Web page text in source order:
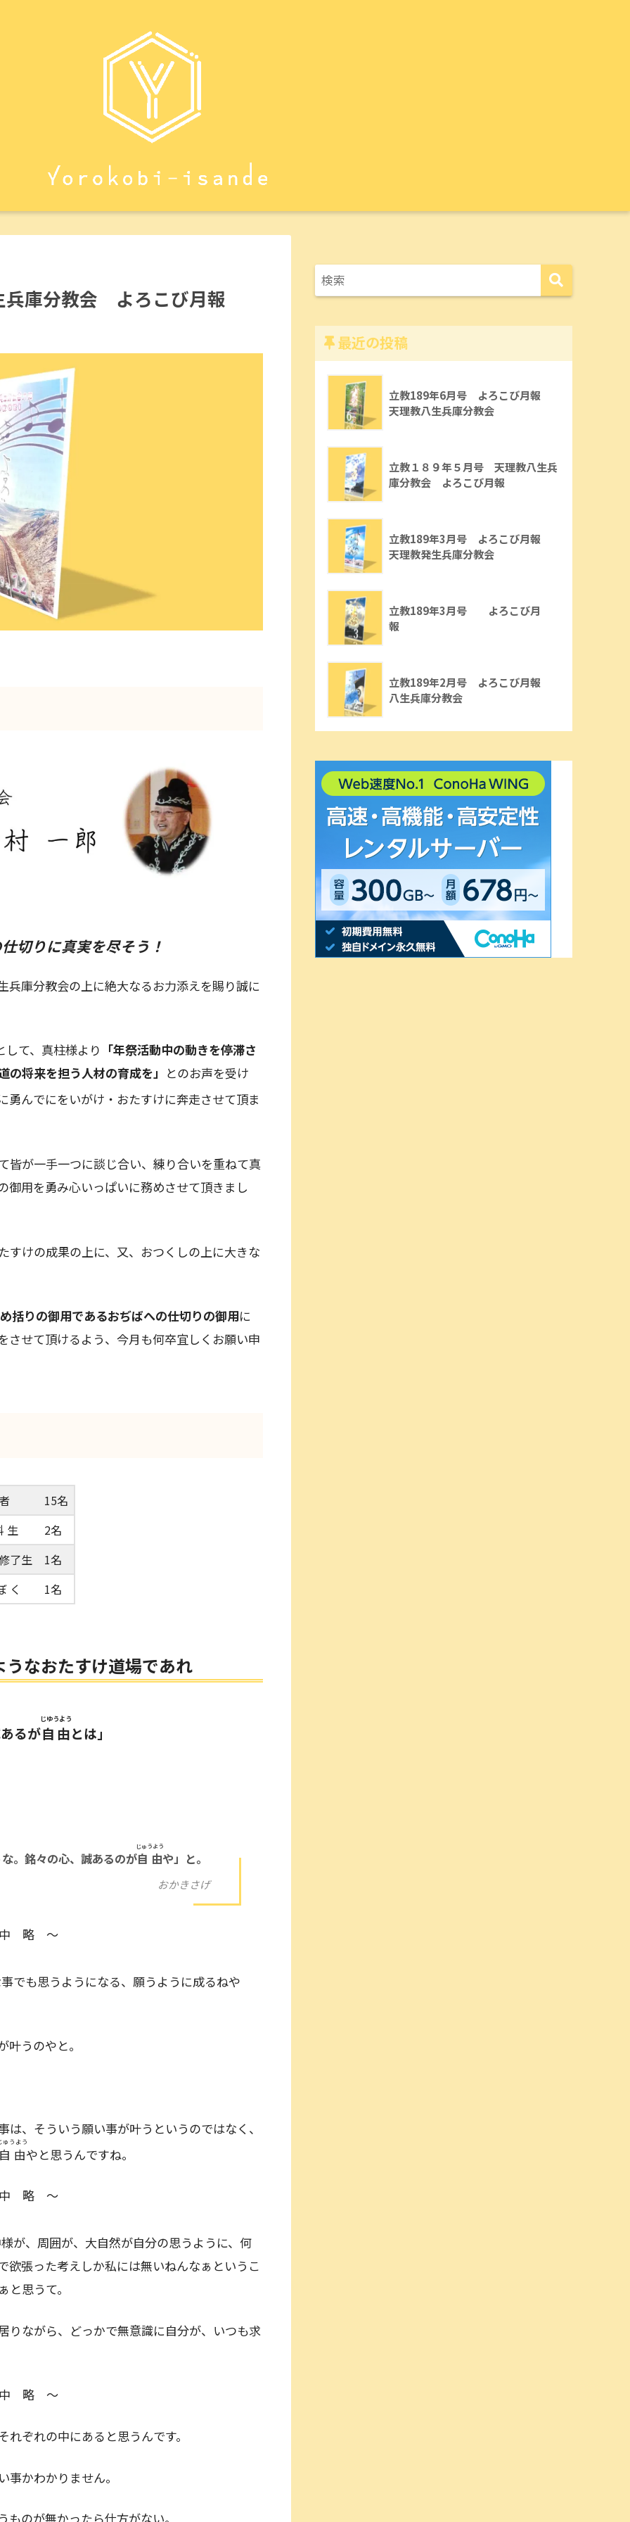
庫分教会 よろこび月報
切りに真実を尽そう ！
兵庫分教会の上に絶大なるお力添えを賜り誠に
て、真柱様より 「年祭活動中の動きを停滞さ
将来を担う人材の育成を」 とのお声を受け
勇んでにをいがけ・おたすけに奔走させて頂ま
が一手一つに談じ合い、練り合いを重ねて真
御用を勇み心いっぱいに務めさせて頂きまし
すけの成果の上に、又、おつくしの上に大きな
括りの御用であるおぢばへの仕切りの御用に
させて頂けるよう、今月も何卒宜しくお願い申
15名
生
2名
了生
1名
く
1名
なおたすけ道場であれ
るが自由
じゆうよう
とは」
。銘々の心、誠あるのが自由
じゅうよう
や」と。
おかきさげ
略 ～
でも思うようになる、願うように成るねや
うのやと。
、そういう願い事が叶うというのではなく、
由
ゅうよう
やと思うんですね。
略 ～
が、周囲が、大自然が自分の思うように、何
欲張った考えしか私には無いねんなぁというこ
思うて。
りながら、どっかで無意識に自分が、いつも求
略 ～
ぞれの中にあると思うんです。
かわかりません。
のが無かったら仕方がない。
最近の投稿
立教189年6月号 よろこび月報
天理教八生兵庫分教会
立教１８９年５月号 天理教八生兵
庫分教会 よろこび月報
立教189年3月号 よろこび月報
天理教発生兵庫分教会
立教189年3月号 よろこび月
報
立教189年2月号 よろこび月報
八生兵庫分教会